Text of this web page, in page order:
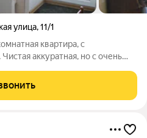
улица,11/1
квартира, с
аккуратная, но с очень
лифт. Большая (не
и